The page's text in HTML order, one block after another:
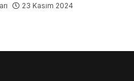
23 Kasım 2024